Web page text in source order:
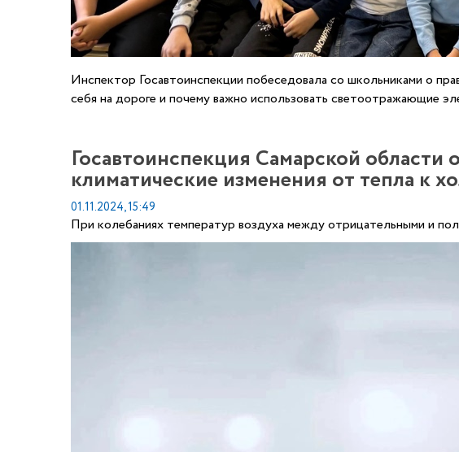
Инспектор Госавтоинспекции побеседовала со школьниками о
себя на дороге и почему важно использовать светоотражающие
Госавтоинспекция Самарской
климатические изменения от тепла к
01.11.2024, 15:49
При колебаниях температур воздуха между отрицательными и